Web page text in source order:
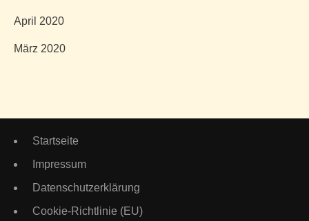
April 2020
März 2020
Startseite
Impressum
Datenschutzerklärung
Cookie-Richtlinie (EU)